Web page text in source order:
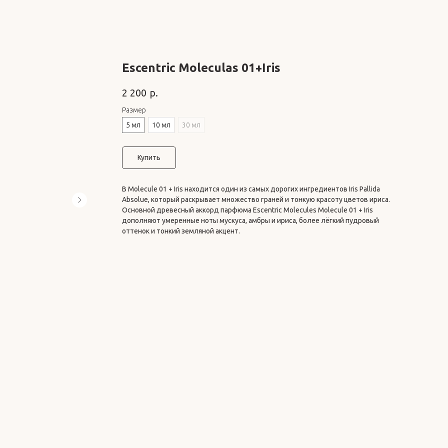
Escentric Moleculas 01+Iris
2 200 р.
Размер
5 мл
10 мл 30 мл
Купить
В Molecule 01 + Iris находится один из самых дорогих ингредиентов Iris Pallida
Absolue, который раскрывает множество граней и тонкую красоту цветов ириса.
Основной древесный аккорд парфюма Escentric Molecules Molecule 01 + Iris
дополняют умеренные ноты мускуса, амбры и ириса, более лёгкий пудровый
оттенок и тонкий земляной акцент.